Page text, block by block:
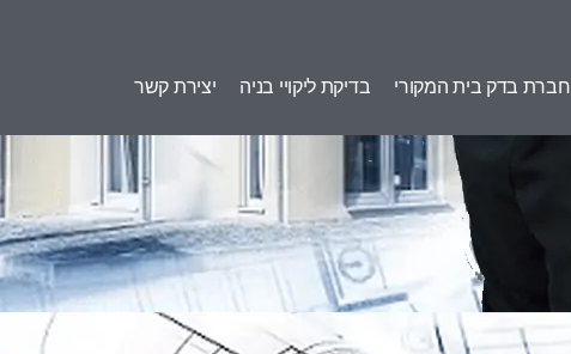
חברת בדק בית המקורי בדיקת ליקויי בניה יצירת קשר